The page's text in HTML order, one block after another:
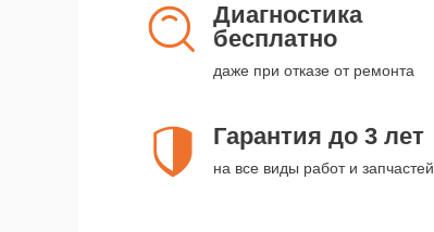
Диагностика
бесплатно
даже при отказе от ремонта
Гарантия до 3 лет
на все виды работ и запчастей